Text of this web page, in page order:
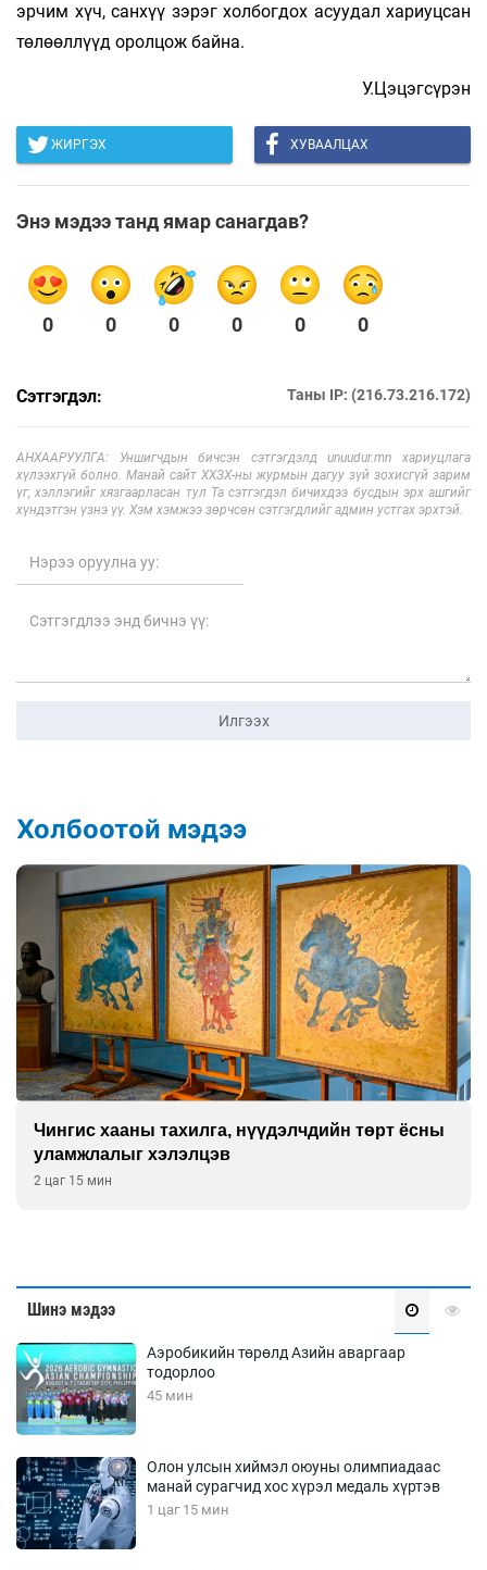
эрчим хүч, санхүү зэрэг холбогдох асуудал хариуцсан
төлөөллүүд оролцож байна.
У.Цэцэгсүрэн
ЖИРГЭХ ХУВААЛЦАХ
Энэ мэдээ танд ямар санагдав?
0 0 0 0 0 0
Сэтгэгдэл: Таны IP: (216.73.216.172)
АНХААРУУЛГА: Уншигчдын бичсэн сэтгэгдэлд unuudur.mn хариуцлага
хүлээхгүй болно. Манай сайт ХХЗХ-ны журмын дагуу зүй зохисгүй зарим
үг, хэллэгийг хязгаарласан тул Та сэтгэгдэл бичихдээ бусдын эрх ашгийг
хүндэтгэн үзнэ үү. Хэм хэмжээ зөрчсөн сэтгэгдлийг админ устгах эрхтэй.
Илгээх
Холбоотой мэдээ
Чингис хааны тахилга, нүүдэлчдийн төрт ёсны
уламжлалыг хэлэлцэв
2 цаг 15 мин
Шинэ мэдээ
Аэробикийн төрөлд Азийн аваргаар
тодорлоо
45 мин
Олон улсын хиймэл оюуны олимпиадаас
манай сурагчид хос хүрэл медаль хүртэв
1 цаг 15 мин